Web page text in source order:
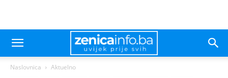
Naslovnica Aktuelno